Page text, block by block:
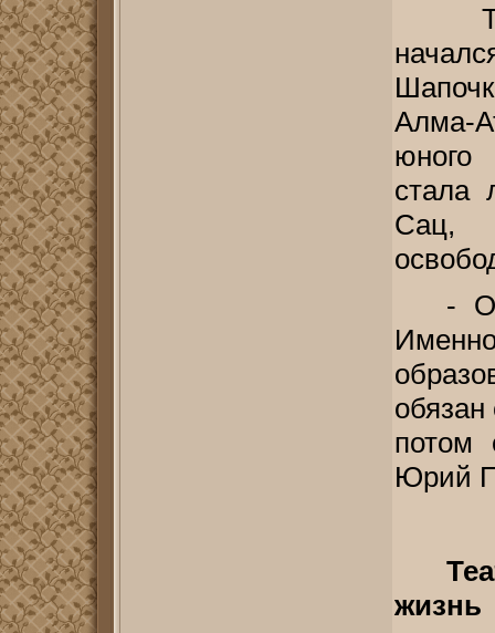
Алма-
юного
стала
Сац,
-
обязан
потом
Юрий
жизнь